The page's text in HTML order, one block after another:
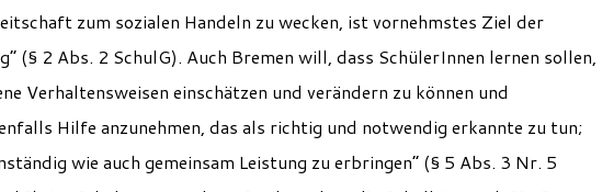
zum sozialen Handeln zu wecken, ist vornehmstes Ziel der
(§ 2 Abs. 2 SchulG). Auch Bremen will, dass SchülerInnen lernen sollen,
Verhaltensweisen einschätzen und verändern zu können und
Hilfe anzunehmen, das als richtig und notwendig erkannte zu tun;
wie auch gemeinsam Leistung zu erbringen“ (§ 5 Abs. 3 Nr. 5